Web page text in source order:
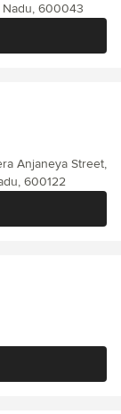
Nadu, 600043
Anjaneya Street,
600122